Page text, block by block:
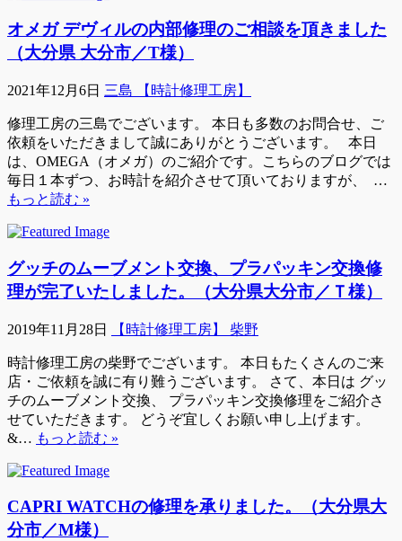
オメガ デヴィルの内部修理のご相談を頂きました
（大分県 大分市／T様）
2021年12月6日 三島 【時計修理工房】
修理工房の三島でございます。 本日も多数のお問合せ、ご
依頼をいただきまして誠にありがとうございます。 本日
は、OMEGA（オメガ）のご紹介です。こちらのブログでは
毎日１本ずつ、お時計を紹介させて頂いておりますが、 …
もっと読む »
グッチのムーブメント交換、プラパッキン交換修
理が完了いたしました。（大分県大分市／Ｔ様）
2019年11月28日 【時計修理工房】 柴野
時計修理工房の柴野でございます。 本日もたくさんのご来
店・ご依頼を誠に有り難うございます。 さて、本日は グッ
チのムーブメント交換、 プラパッキン交換修理をご紹介さ
せていただきます。 どうぞ宜しくお願い申し上げます。
&… もっと読む »
CAPRI WATCHの修理を承りました。（大分県大
分市／M様）